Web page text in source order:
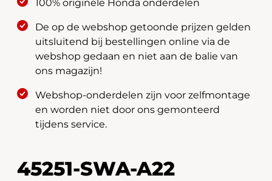
100% originele Honda onderdelen
De op de webshop getoonde prijzen gelden
uitsluitend bij bestellingen online via de
webshop gedaan en niet aan de balie van
ons magazijn!
Webshop-onderdelen zijn voor zelfmontage
en worden niet door ons gemonteerd
tijdens service.
45251-SWA-A22